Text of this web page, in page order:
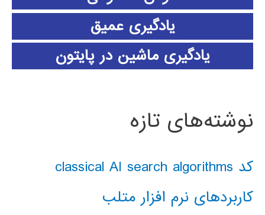
یادگیری عمیق
یادگیری ماشین در پایتون
نوشته‌های تازه
کد classical AI search algorithms
کاربردهای نرم افزار متلب